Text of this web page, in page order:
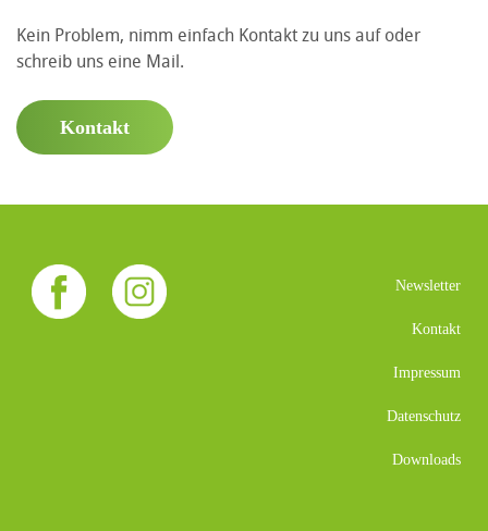
Kein Problem, nimm einfach Kontakt zu uns auf oder
schreib uns eine Mail.
Kontakt
Newsletter
Kontakt
Impressum
Datenschutz
Downloads